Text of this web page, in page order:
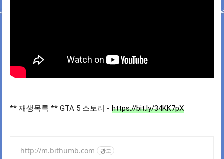
** 재생목록 ** GTA 5 스토리 - https://bit.ly/34KK7pX
http://m.bithumb.com 광고